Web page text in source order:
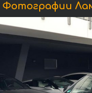
Фотографии